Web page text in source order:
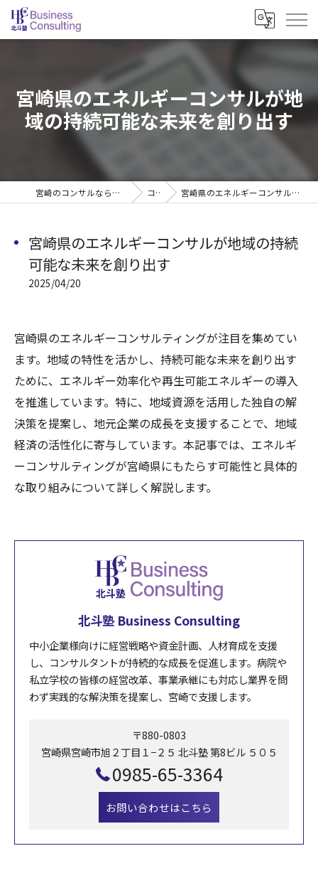
宮崎県のエネルギーコンサルが地
域の持続可能な未来を創り出す
宮崎のコンサルなら北斗塾 Business Consulting コラム 宮崎県のエネルギーコンサルが地域の持続可能な未来を創り出す
宮崎県のエネルギーコンサルが地域の持続
可能な未来を創り出す
2025/04/20
宮崎県のエネルギーコンサルティングが注目を集めてい
ます。地域の特性を活かし、持続可能な未来を創り出す
ために、エネルギー効率化や再生可能エネルギーの導入
を推進しています。特に、地域資源を活用した独自の解
決策を提案し、地元企業の成長を支援することで、地域
経済の活性化に寄与しています。本記事では、エネルギ
ーコンサルティングが宮崎県にもたらす可能性と具体的
な取り組みについて詳しく解説します。
北斗塾 Business Consulting
中小企業様向けに経営戦略や資金計画、人材育成を支援
し、コンサルタントが持続的な成長を促進します。病院や
私立学校の皆様の経営改革、事業承継にも対応し業界を問
わず実践的な解決策を提案し、宮崎で支援します。
〒880-0803
宮崎県宮崎市旭２丁目１−２５ 北斗塾 第8ビル ５０５
0985-65-3364
お問い合わせはこちら